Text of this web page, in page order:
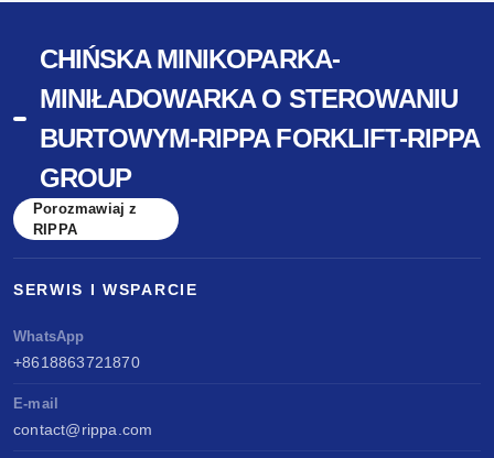
CHIŃSKA MINIKOPARKA-
MINIŁADOWARKA O STEROWANIU
BURTOWYM-RIPPA FORKLIFT-RIPPA
GROUP
Porozmawiaj z
RIPPA
SERWIS I WSPARCIE
WhatsApp
+8618863721870
E-mail
contact@rippa.com